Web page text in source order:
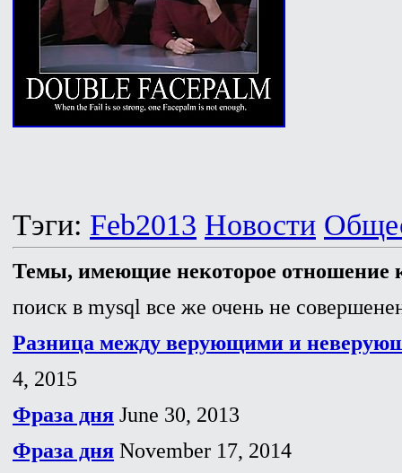
Тэги: Feb2013 Новости
Темы, имеющие некоторое отношение
поиск в mysql все же очень не
Разница между верующими и
4, 2015
Фраза дня June 30, 2013
Фраза дня November 17, 2014